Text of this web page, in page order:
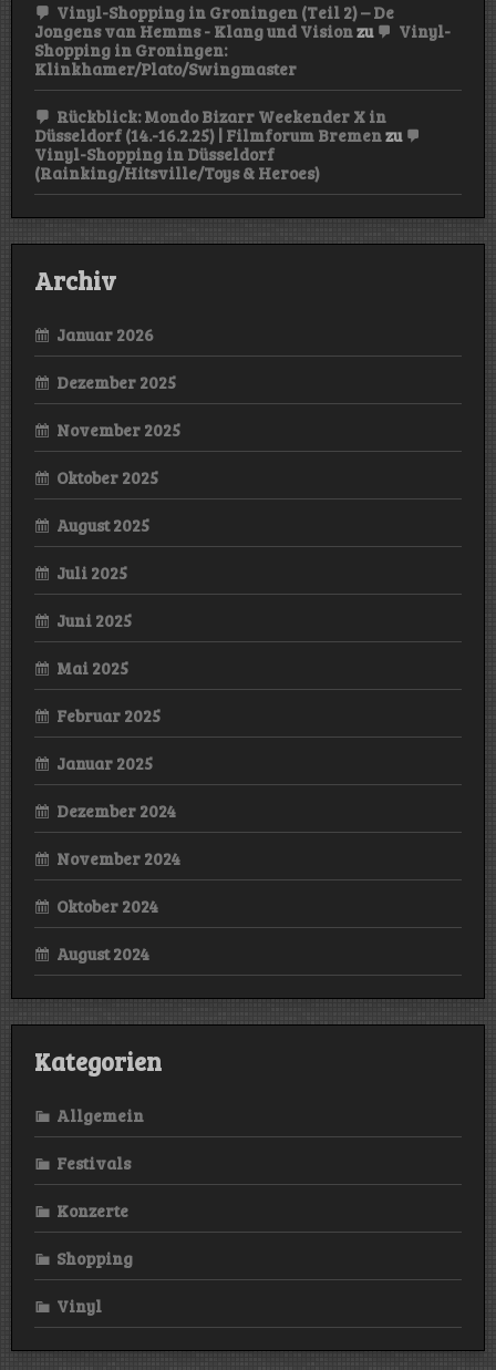
Vinyl-Shopping in Groningen (Teil 2) – De
Jongens van Hemms - Klang und Visionzu
Vinyl-
Shopping in Groningen:
Klinkhamer/Plato/Swingmaster
Rückblick: Mondo Bizarr Weekender X in
Düsseldorf (14.-16.2.25) | Filmforum Bremenzu
Vinyl-Shopping in Düsseldorf
(Rainking/Hitsville/Toys & Heroes)
Archiv
Januar 2026
Dezember 2025
November 2025
Oktober 2025
August 2025
Juli 2025
Juni 2025
Mai 2025
Februar 2025
Januar 2025
Dezember 2024
November 2024
Oktober 2024
August 2024
Kategorien
Allgemein
Festivals
Konzerte
Shopping
Vinyl